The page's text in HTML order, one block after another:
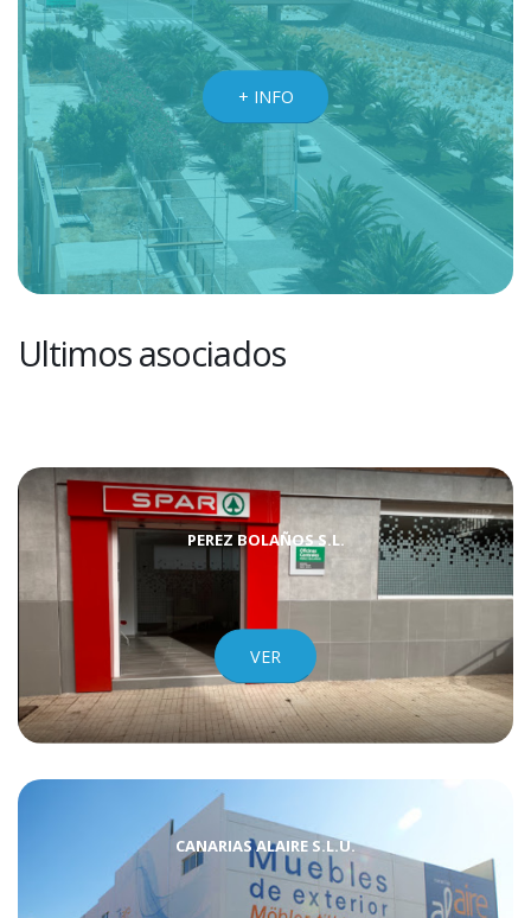
+ INFO
Ultimos asociados
COMERCIAL DIAMOND ROVESA, S.L.
VER
PEREZ BOLAÑOS S.L.
VER
CANARIAS ALAIRE S.L.U.